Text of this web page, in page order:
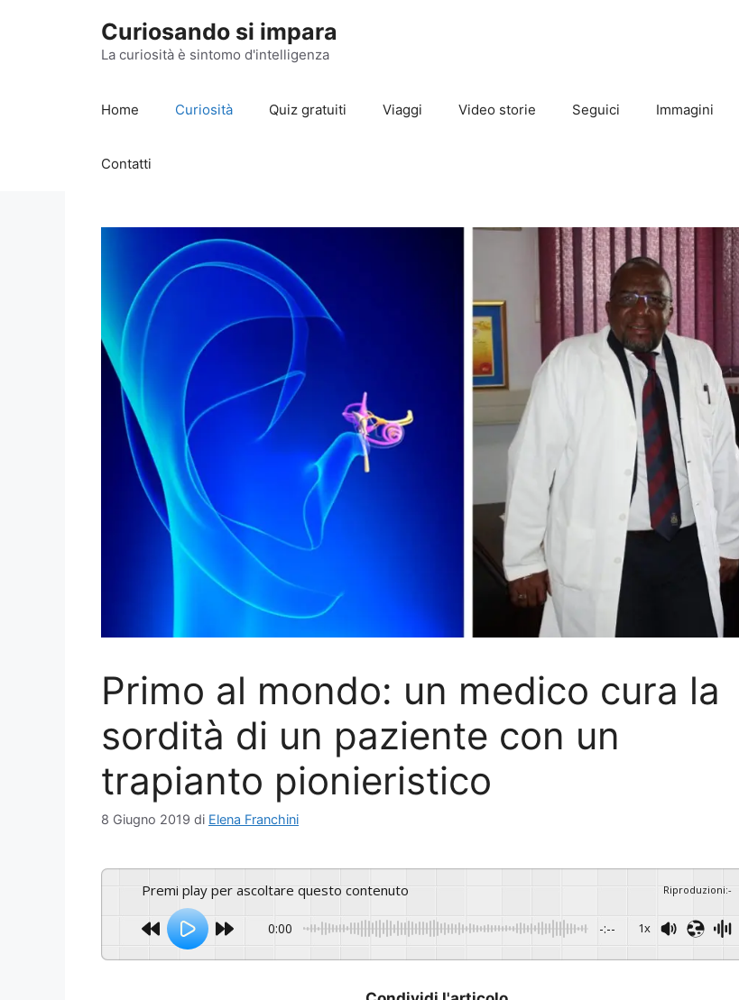
Curiosando si impara
La curiosità è sintomo d'intelligenza
Home Curiosità Quiz gratuiti Viaggi Video storie Seguici Immagini
Contatti
Primo al mondo: un medico cura la
sordità di un paziente con un
trapianto pionieristico
8 Giugno 2019 di Elena Franchini
Premi play per ascoltare questo contenuto Riproduzioni:-
0:00 -:-- 1x